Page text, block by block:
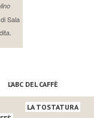
Sala
L’ABC DEL CAFFÈ
LA TOSTATURA